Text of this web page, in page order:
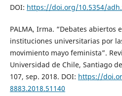
DOI: https://doi.org/10.5354/
PALMA, Irma. “Debates abiertos
instituciones universitarias por
movimiento mayo feminista”.
Universidad de Chile, Santiago
107, sep. 2018. DOI: https://
8883.2018.51140